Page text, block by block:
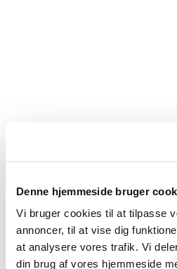
Denne hjemmeside bruger
Vi bruger cookies til at tilpasse
annoncer, til at vise dig
at analysere vores trafik. Vi
din brug af vores hjemmeside
Du vil måske